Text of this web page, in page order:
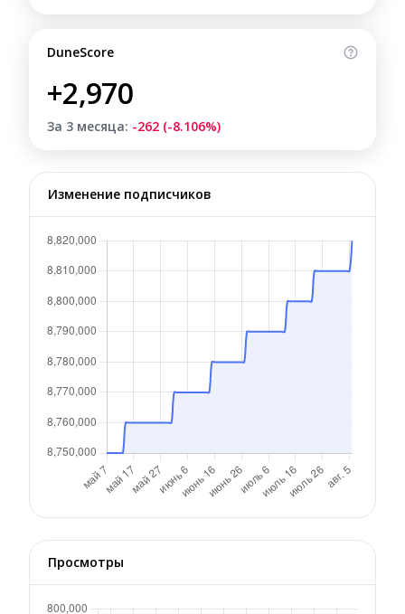
DuneScore
+2,970
За 3 месяца: -262 (-8.106%)
Изменение подписчиков
Просмотры